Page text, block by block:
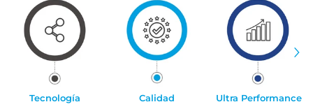
Tecnología Calidad Ultra Performance